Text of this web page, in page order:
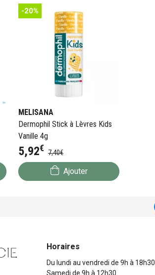
-20%
MELISANA
Dermophil Stick à Lèvres Kids
Vanille 4g
5,92€ 7,40€
Ajouter
Horaires
Du lundi au vendredi de 9h à 18h30
Samedi de 9h à 12h30